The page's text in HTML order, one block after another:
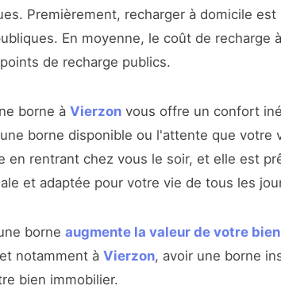
Premièrement, recharger à domicile
En moyenne, le coût de recharge
de recharge publics.
borne à Vierzon vous offre un confort
borne disponible ou l'attente que votre
en rentrant chez vous le soir, et elle est
et adaptée pour votre vie de tous les
borne augmente la valeur de votre bien
notamment à Vierzon, avoir une borne
bien immobilier.